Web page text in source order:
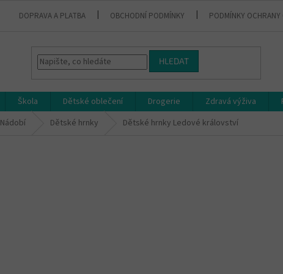
DOPRAVA A PLATBA OBCHODNÍ PODMÍNKY PODMÍNKY OCHRANY
HLEDAT
Škola Dětské oblečení Drogerie Zdravá výživa
Nádobí Dětské hrnky Dětské hrnky Ledové království